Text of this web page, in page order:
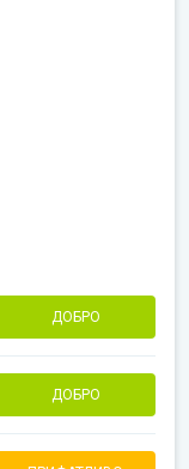
ДОБРО
ДОБРО